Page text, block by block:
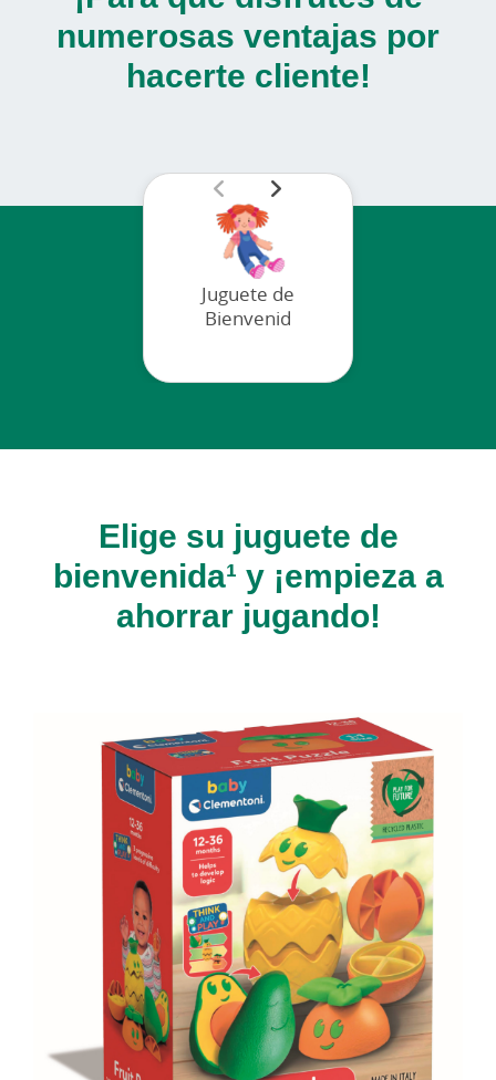
numerosas ventajas por
hacerte cliente!
Juguete de
Bienvenid
Elige su juguete de
bienvenida¹ y ¡empieza a
ahorrar jugando!